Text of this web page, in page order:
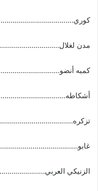
مدن
كمبه
الزنيكي